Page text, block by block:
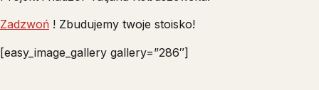
Zadzwoń ! Zbudujemy twoje stoisko!
[easy_image_gallery gallery=”286″]